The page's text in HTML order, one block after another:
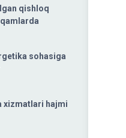
qishloq
sohasiga
xizmatlari hajmi